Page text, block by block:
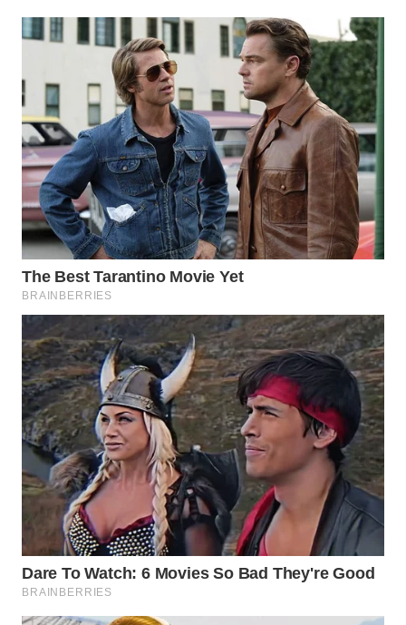
WN
SULSEL
WN
GORONTALO
WN
SULUT
WN
MALUKU
WN
MALUT
WN
DAIRI
WN
DANAU
TOBA
WN